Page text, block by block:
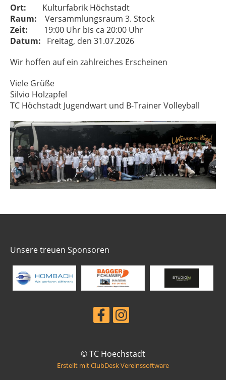
Ort:
Kulturfabrik Höchstadt
Raum:
Versammlungsraum 3. Stock
Zeit:
19:00 Uhr bis ca 20:00 Uhr
Datum: Freitag, den 31.07.2026
Wir hoffen auf ein zahlreiches Erscheinen
Viele Grüße
Silvio Holzapfel
TC Höchstadt Jugendwart und B-Trainer Volleyball
Unsere treuen Sponsoren
© TC Hoechstadt
Erstellt mit ClubDesk Vereinssoftware